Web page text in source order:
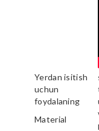
Yerdan isitish
uchun
foydalaning
Material